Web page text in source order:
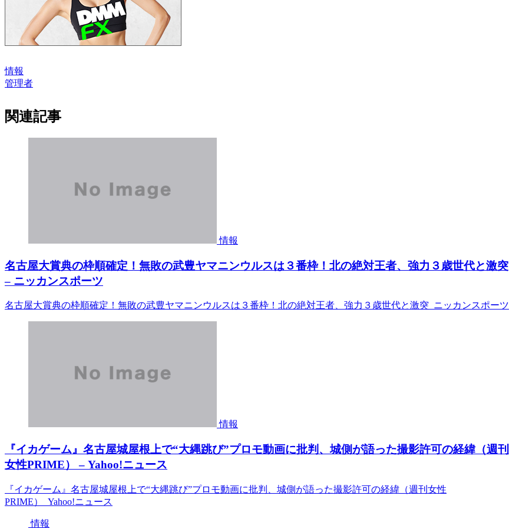
情報
管理者
関連記事
情報
名古屋大賞典の枠順確定！無敗の武豊ヤマニンウルスは３番枠！北の絶対王者、強力３歳世代と激突
– ニッカンスポーツ
名古屋大賞典の枠順確定！無敗の武豊ヤマニンウルスは３番枠！北の絶対王者、強力３歳世代と激突 ニッカンスポーツ
情報
『イカゲーム』名古屋城屋根上で“大縄跳び”プロモ動画に批判、城側が語った撮影許可の経緯（週刊
女性PRIME） – Yahoo!ニュース
『イカゲーム』名古屋城屋根上で“大縄跳び”プロモ動画に批判、城側が語った撮影許可の経緯（週刊女性
PRIME） Yahoo!ニュース
情報